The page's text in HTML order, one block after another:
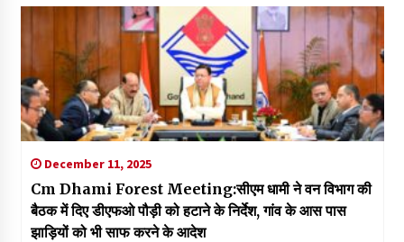
December 11, 2025
Cm Dhami Forest Meeting:सीएम धामी ने वन विभाग की
बैठक में दिए डीएफओ पौड़ी को हटाने के निर्देश, गांव के आस पास
झाड़ियों को भी साफ करने के आदेश